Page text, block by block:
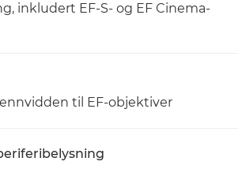
inkludert EF-S- og EF Cinema-
til EF-objektiver